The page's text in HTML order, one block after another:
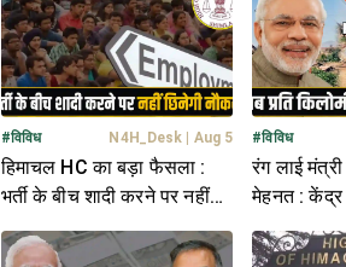
#विविध N4H_Desk | Aug 5
हिमाचल HC का बड़ा फैसला :
भर्ती के बीच शादी करने पर नहीं
#विविध
रंग लाई
मेहनत :
करोड़